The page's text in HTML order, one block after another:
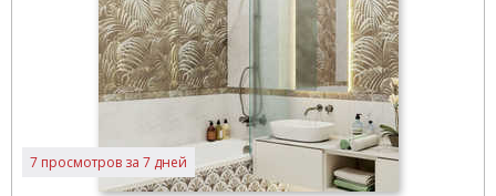
7 просмотров за 7 дней